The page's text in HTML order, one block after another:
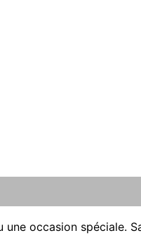
occasion spéciale.